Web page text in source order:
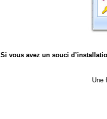
Si vous avez un souci
Une